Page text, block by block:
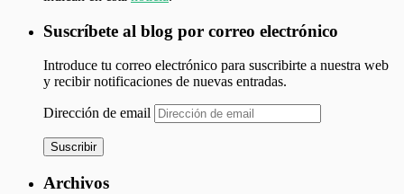
Suscríbete al blog por correo electrónico
Introduce tu correo electrónico para suscribirte a nuestra web
y recibir notificaciones de nuevas entradas.
Dirección de email
Suscribir
Archivos